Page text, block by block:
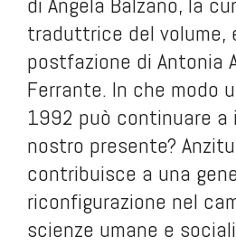
traduttrice del volume,
postfazione di Antonia
Ferrante. In che modo
1992 può continuare a
nostro presente?
contribuisce a una
riconfigurazione nel
scienze umane e